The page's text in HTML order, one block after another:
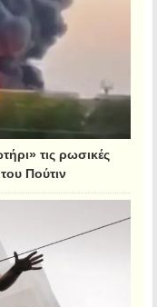
τις ρωσικές
Πούτιν